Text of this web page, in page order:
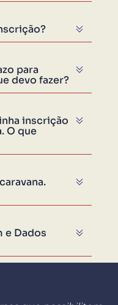
para
devo fazer?
inscrição
O que
e Dados